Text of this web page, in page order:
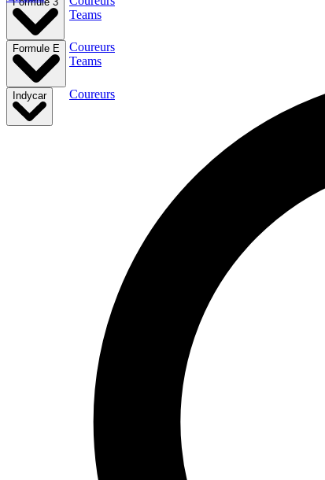
Teams
Formule E
Coureurs
Teams
Indycar Coureurs